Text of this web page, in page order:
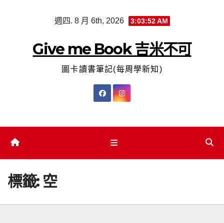
週四. 8 月 6th, 2026 3:03:52 AM
Give me Book 吉米不可
圖卡讀書筆記(每周學新知)
標籤: 空